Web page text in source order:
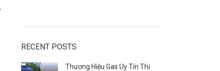
RECENT POSTS
Thương Hiệu Gas Uy Tín Thị